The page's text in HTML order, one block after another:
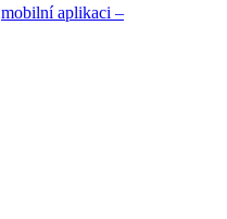
mobilní aplikaci –